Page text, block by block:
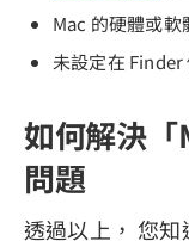
Mac 的硬體或軟
未設定在 Finder
如何解決「
問題
透過以上， 您